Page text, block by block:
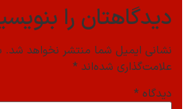
دیدگاهتان را
نشانی ایمیل شما منتشر نخواهد شد.
علامت‌گذاری شده‌اند *
دیدگاه *